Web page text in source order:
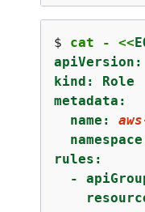
$ cat - <<
kind: Role
metadata:
  name:
rules:
-